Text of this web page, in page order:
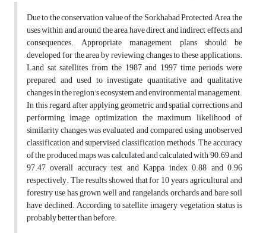
Due to the conservation value of the Sorkhabad Protected Area, the
uses within and around the area have direct and indirect effects and
consequences. Appropriate management plans should be
developed for the area by reviewing changes to these applications.
Land sat satellites from the 1987 and 1997 time periods were
prepared and used to investigate quantitative and qualitative
changes in the region's ecosystem and environmental management.
In this regard, after applying geometric and spatial corrections and
performing image optimization, the maximum likelihood of
similarity changes was evaluated and compared using unobserved
classification and supervised classification methods , The accuracy
of the produced maps was calculated and calculated with 90.69 and
97.47 overall accuracy test and Kappa index 0.88 and 0.96
respectively. The results showed that for 10 years agricultural and
forestry use has grown well and rangelands, orchards and bare soil
have declined. According to satellite imagery, vegetation status is
probably better than before.